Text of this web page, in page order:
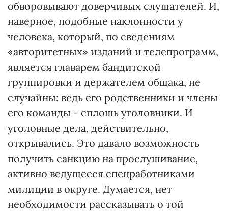
обворовывают доверчивых слушателей. И,
наверное, подобные наклонности у
человека, который, по сведениям
«авторитетных» изданий и телепрограмм,
является главарем бандитской
группировки и держателем общака, не
случайны: ведь его родственники и члены
его команды - сплошь уголовники. И
уголовные дела, действительно,
открывались. Это давало возможность
получить санкцию на прослушивание,
активно ведущееся спецработниками
милиции в округе. Думается, нет
необходимости рассказывать о той